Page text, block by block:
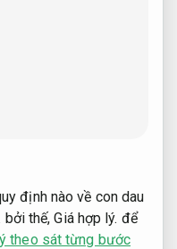
định nào về con dau
bởi thế,Giá hợp lý. để
theo sát từng bước